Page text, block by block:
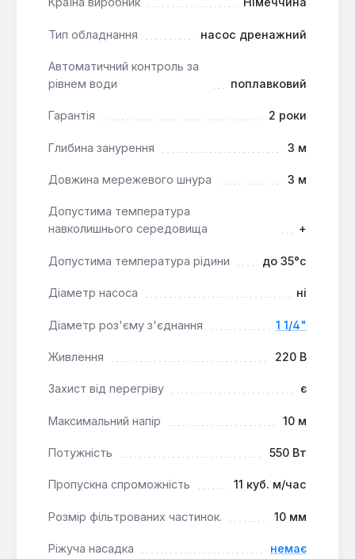
Автоматична робота: Комплектація
поплавковим вимикачем забезпечує
спрощує експлуатацію та запобігає "сухому
Мобільність та зручність: Наявність ручки
для перенесення та кабелю живлення
мобільного використання.
Ефективність з забрудненою водою:
частинок до 10 мм дозволяють працювати зі
злегка забрудненою водою.
запобігає зворотному потоку води, підвищуючи
Дренажний насос Wilo TMW 32/11 є надійним та
ефективного відведення води. Він підходить для
осушення затоплених приміщень та дренажних
систем на невеликих об'єктах, працюючи з
Тип обладнання насос дренажний
Автоматичний контроль за
рівнем води
поплавковий
Гарантія 2 роки
Глибина занурення 3 м
Довжина мережевого шнура 3 м
Допустима температура
навколишнього середовища
+
Допустима температура рідини до 35°c
Діаметр насоса ні
Діаметр роз'єму з'єднання 1 1/4"
Живлення 220 В
Захист від перегріву є
Максимальний напір 10 м
Потужність 550 Вт
Пропускна спроможність 11 куб. м/час
Розмір фільтрованих частинок. 10 мм
Ріжуча насадка немає